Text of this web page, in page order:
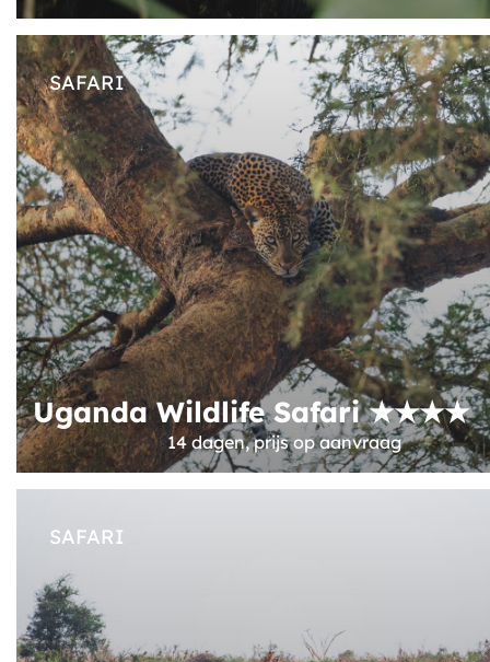
SAFARI
Uganda Wildlife Safari ★★★★
14 dagen, prijs op aanvraag
SAFARI